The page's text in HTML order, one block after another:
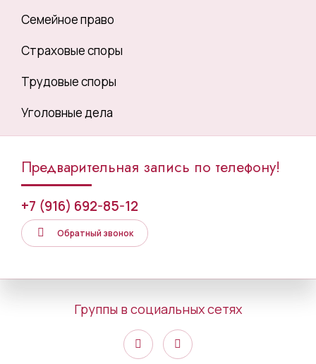
Семейное право
Страховые споры
Трудовые споры
Уголовные дела
Предварительная запись по телефону!
+7 (916) 692-85-12
Обратный звонок
Группы в социальных сетях